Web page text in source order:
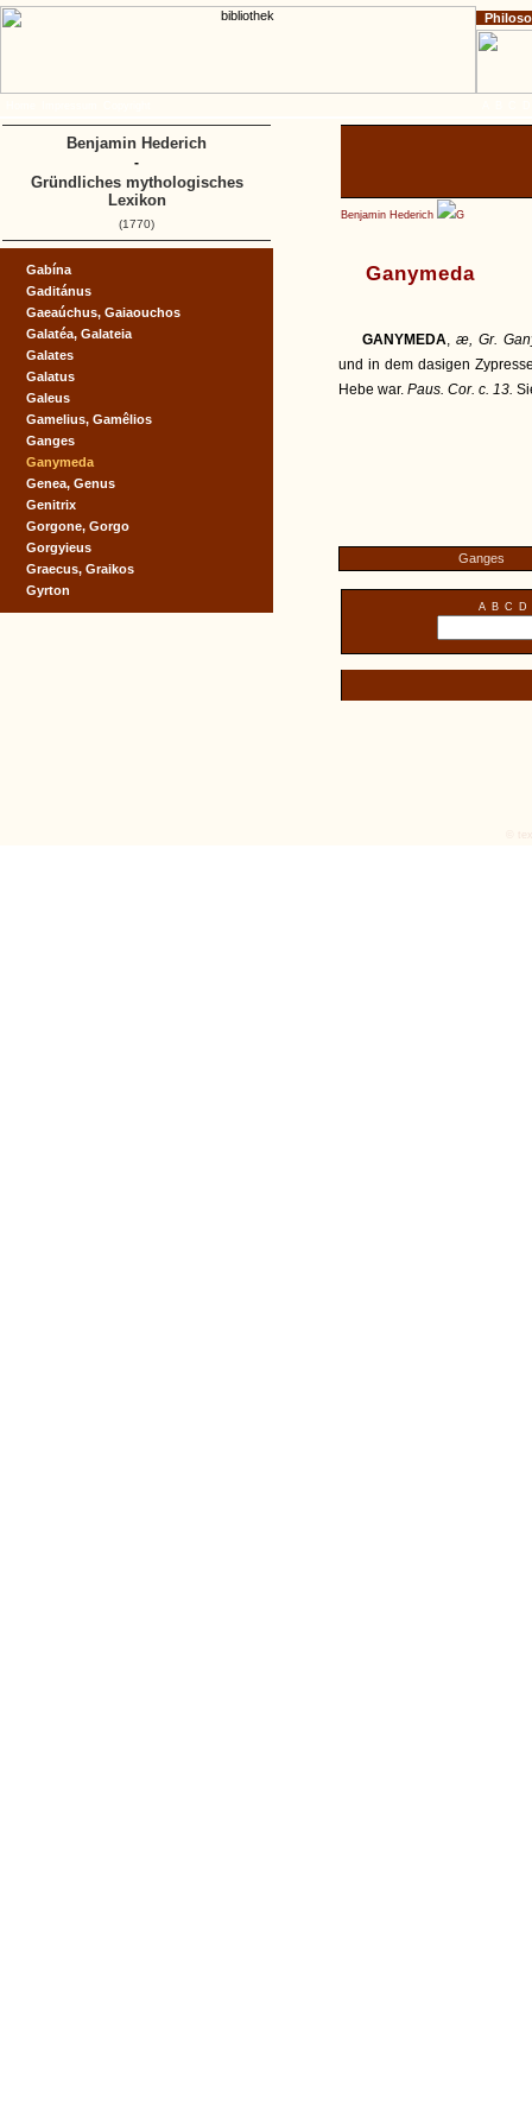
Benjamin Hederich G
Ganymeda
GANYMEDA, æ, Gr.
und in dem dasigen
Hebe war. Paus. Cor. c. 13.
Ganges
A B C D
Gabína
Gaditánus
Gaeaúchus, Gaiaouchos
Galatéa, Galateia
Galates
Galatus
Galeus
Gamelius, Gamêlios
Ganges
Ganymeda
Genea, Genus
Genitrix
Gorgone, Gorgo
Gorgyieus
Graecus, Graikos
Gyrton
Benjamin Hederich
-
Gründliches mythologisches
Lexikon
(1770)